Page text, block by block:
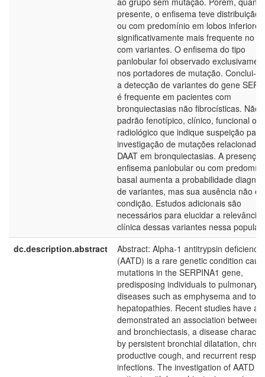
presente, o enfisema teve distribuição
ou com predomínio em lobos inferiores
significativamente mais frequente no
com variantes. O enfisema do tipo
panlobular foi observado
nos portadores de mutação. Conclui-
a detecção de variantes do gene
é frequente em pacientes com
bronquiectasias não fibrocísticas. Não
padrão fenotípico, clínico, funcional ou
radiológico que indique suspeição para
investigação de mutações
DAAT em bronquiectasias. A presença
enfisema panlobular ou com
basal aumenta a probabilidade
de variantes, mas sua ausência não
condição. Estudos adicionais são
necessários para elucidar a relevância
clínica dessas variantes nessa
dc.description.abstract
Abstract: Alpha-1 antitrypsin deficiency
(AATD) is a rare genetic condition
mutations in the SERPINA1 gene,
predisposing individuals to pulmonary
diseases such as emphysema and to
hepatopathies. Recent studies have
demonstrated an association between
and bronchiectasis, a disease
by persistent bronchial dilatation,
productive cough, and recurrent
infections. The investigation of AATD in